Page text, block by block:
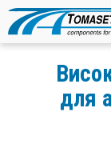
для